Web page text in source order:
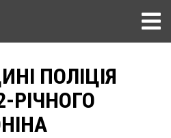
ПОЛІЦІЯ
РІЧНОГО